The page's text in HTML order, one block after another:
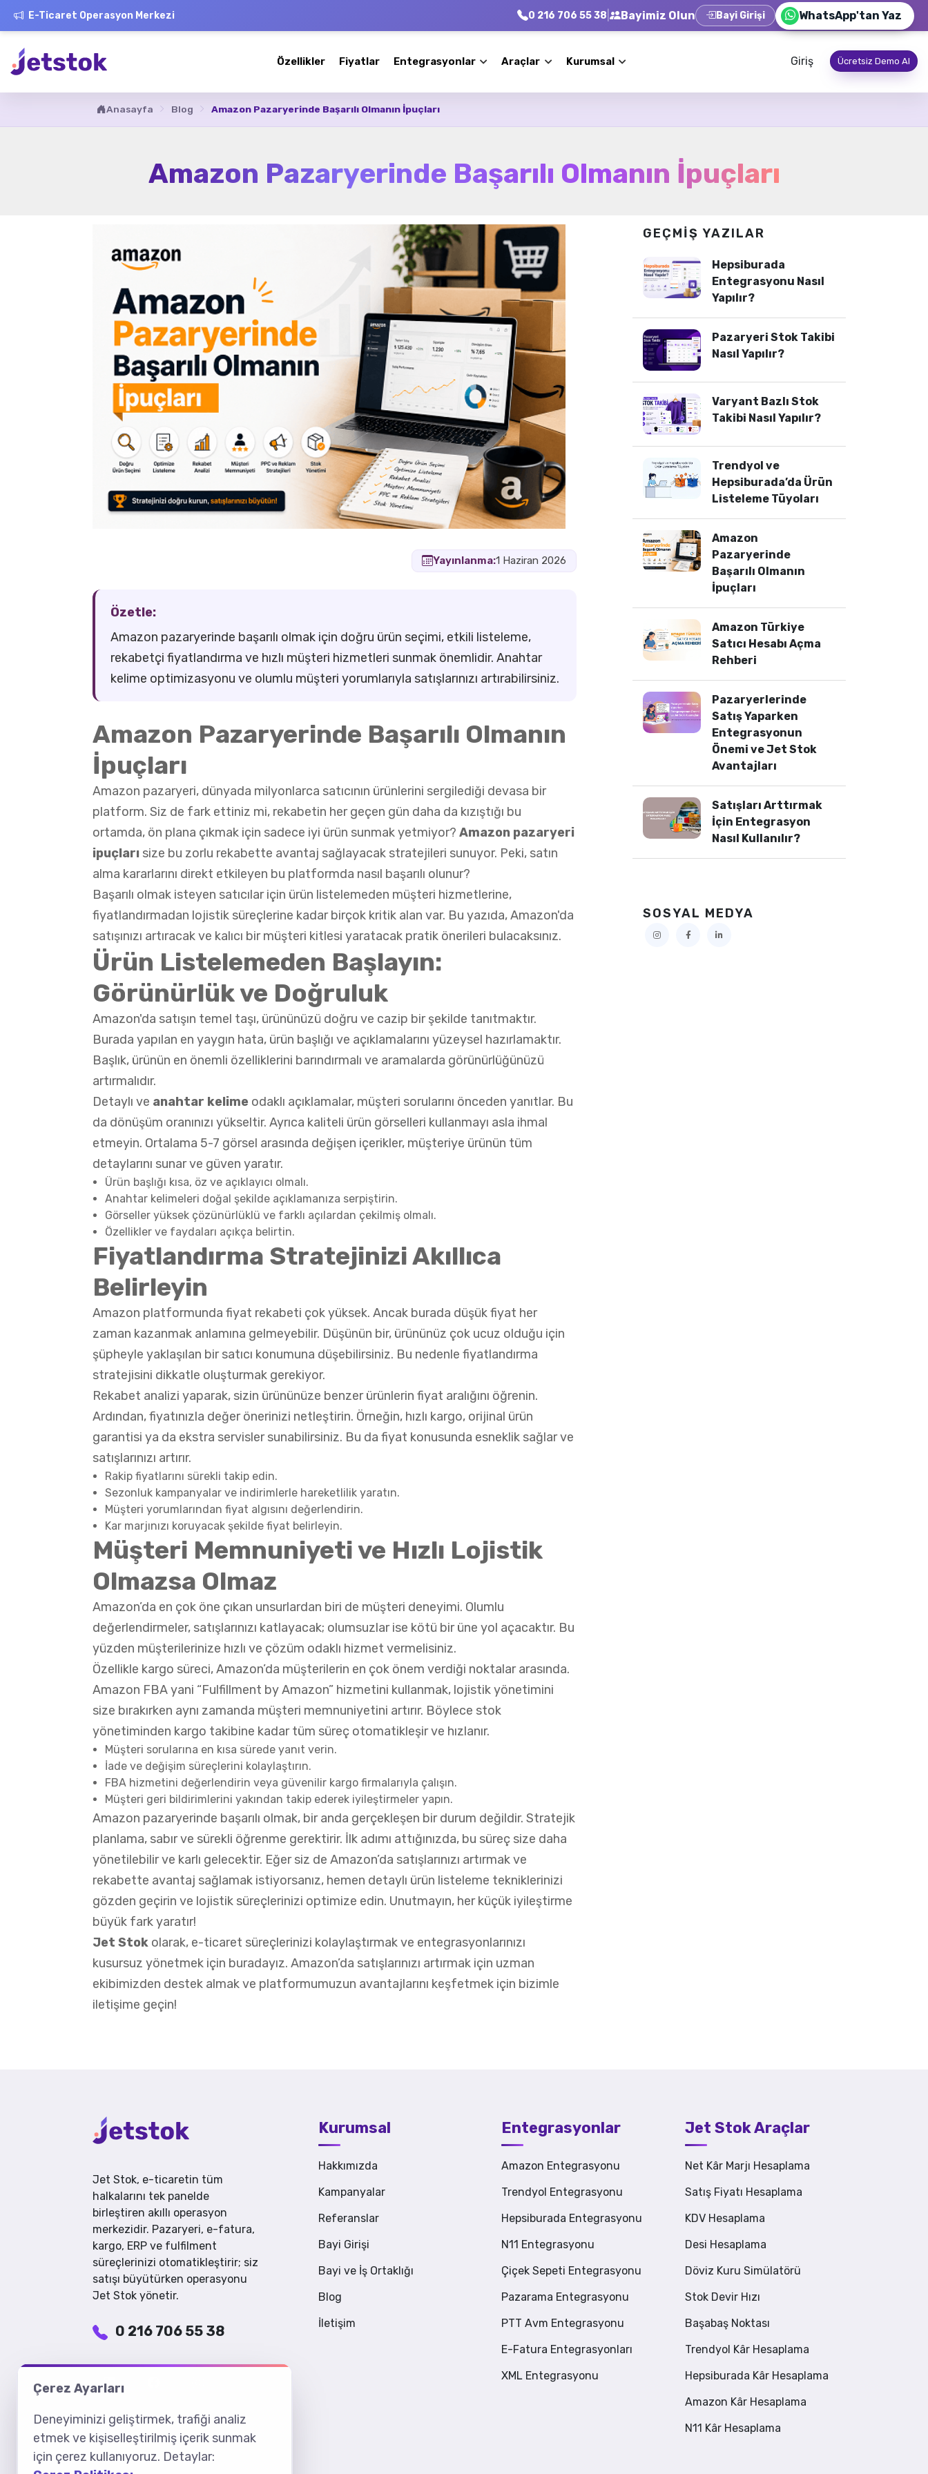
E-Ticaret Operasyon Merkezi 0 216 706 55 38 Bayimiz Olun Bayi Girişi WhatsApp'tan Yaz
Özellikler Fiyatlar Entegrasyonlar Araçlar Kurumsal Giriş Ücretsiz Demo Al
Anasayfa Blog Amazon Pazaryerinde Başarılı Olmanın İpuçları
Amazon Pazaryerinde Başarılı Olmanın İpuçları
Yayınlanma:1 Haziran 2026
Özetle:
Amazon pazaryerinde başarılı olmak için doğru ürün seçimi, etkili listeleme,
rekabetçi fiyatlandırma ve hızlı müşteri hizmetleri sunmak önemlidir. Anahtar
kelime optimizasyonu ve olumlu müşteri yorumlarıyla satışlarınızı artırabilirsiniz.
Amazon Pazaryerinde Başarılı Olmanın
İpuçları
Amazon pazaryeri, dünyada milyonlarca satıcının ürünlerini sergilediği devasa bir
platform. Siz de fark ettiniz mi, rekabetin her geçen gün daha da kızıştığı bu
ortamda, ön plana çıkmak için sadece iyi ürün sunmak yetmiyor?Amazon pazaryeri
ipuçları size bu zorlu rekabette avantaj sağlayacak stratejileri sunuyor. Peki, satın
alma kararlarını direkt etkileyen bu platformda nasıl başarılı olunur?
Başarılı olmak isteyen satıcılar için ürün listelemeden müşteri hizmetlerine,
fiyatlandırmadan lojistik süreçlerine kadar birçok kritik alan var. Bu yazıda, Amazon'da
satışınızı artıracak ve kalıcı bir müşteri kitlesi yaratacak pratik önerileri bulacaksınız.
Ürün Listelemeden Başlayın:
Görünürlük ve Doğruluk
Amazon'da satışın temel taşı, ürününüzü doğru ve cazip bir şekilde tanıtmaktır.
Burada yapılan en yaygın hata, ürün başlığı ve açıklamalarını yüzeysel hazırlamaktır.
Başlık, ürünün en önemli özelliklerini barındırmalı ve aramalarda görünürlüğünüzü
artırmalıdır.
Detaylı ve anahtar kelime odaklı açıklamalar, müşteri sorularını önceden yanıtlar. Bu
da dönüşüm oranınızı yükseltir. Ayrıca kaliteli ürün görselleri kullanmayı asla ihmal
etmeyin. Ortalama 5-7 görsel arasında değişen içerikler, müşteriye ürünün tüm
detaylarını sunar ve güven yaratır.
Ürün başlığı kısa, öz ve açıklayıcı olmalı.
Anahtar kelimeleri doğal şekilde açıklamanıza serpiştirin.
Görseller yüksek çözünürlüklü ve farklı açılardan çekilmiş olmalı.
Özellikler ve faydaları açıkça belirtin.
Fiyatlandırma Stratejinizi Akıllıca
Belirleyin
Amazon platformunda fiyat rekabeti çok yüksek. Ancak burada düşük fiyat her
zaman kazanmak anlamına gelmeyebilir. Düşünün bir, ürününüz çok ucuz olduğu için
şüpheyle yaklaşılan bir satıcı konumuna düşebilirsiniz. Bu nedenle fiyatlandırma
stratejisini dikkatle oluşturmak gerekiyor.
Rekabet analizi yaparak, sizin ürününüze benzer ürünlerin fiyat aralığını öğrenin.
Ardından, fiyatınızla değer önerinizi netleştirin. Örneğin, hızlı kargo, orijinal ürün
garantisi ya da ekstra servisler sunabilirsiniz. Bu da fiyat konusunda esneklik sağlar ve
satışlarınızı artırır.
Rakip fiyatlarını sürekli takip edin.
Sezonluk kampanyalar ve indirimlerle hareketlilik yaratın.
Müşteri yorumlarından fiyat algısını değerlendirin.
Kar marjınızı koruyacak şekilde fiyat belirleyin.
Müşteri Memnuniyeti ve Hızlı Lojistik
Olmazsa Olmaz
Amazon’da en çok öne çıkan unsurlardan biri de müşteri deneyimi. Olumlu
değerlendirmeler, satışlarınızı katlayacak; olumsuzlar ise kötü bir üne yol açacaktır. Bu
yüzden müşterilerinize hızlı ve çözüm odaklı hizmet vermelisiniz.
Özellikle kargo süreci, Amazon’da müşterilerin en çok önem verdiği noktalar arasında.
Amazon FBA yani “Fulfillment by Amazon” hizmetini kullanmak, lojistik yönetimini
size bırakırken aynı zamanda müşteri memnuniyetini artırır. Böylece stok
yönetiminden kargo takibine kadar tüm süreç otomatikleşir ve hızlanır.
Müşteri sorularına en kısa sürede yanıt verin.
İade ve değişim süreçlerini kolaylaştırın.
FBA hizmetini değerlendirin veya güvenilir kargo firmalarıyla çalışın.
Müşteri geri bildirimlerini yakından takip ederek iyileştirmeler yapın.
Amazon pazaryerinde başarılı olmak, bir anda gerçekleşen bir durum değildir. Stratejik
planlama, sabır ve sürekli öğrenme gerektirir. İlk adımı attığınızda, bu süreç size daha
yönetilebilir ve karlı gelecektir. Eğer siz de Amazon’da satışlarınızı artırmak ve
rekabette avantaj sağlamak istiyorsanız, hemen detaylı ürün listeleme tekniklerinizi
gözden geçirin ve lojistik süreçlerinizi optimize edin. Unutmayın, her küçük iyileştirme
büyük fark yaratır!
Jet Stok olarak, e-ticaret süreçlerinizi kolaylaştırmak ve entegrasyonlarınızı
kusursuz yönetmek için buradayız. Amazon’da satışlarınızı artırmak için uzman
ekibimizden destek almak ve platformumuzun avantajlarını keşfetmek için bizimle
iletişime geçin!
GEÇMIŞ YAZILAR
Hepsiburada
Entegrasyonu Nasıl
Yapılır?
Pazaryeri Stok Takibi
Nasıl Yapılır?
Varyant Bazlı Stok
Takibi Nasıl Yapılır?
Trendyol ve
Hepsiburada’da Ürün
Listeleme Tüyoları
Amazon
Pazaryerinde
Başarılı Olmanın
İpuçları
Amazon Türkiye
Satıcı Hesabı Açma
Rehberi
Pazaryerlerinde
Satış Yaparken
Entegrasyonun
Önemi ve Jet Stok
Avantajları
Satışları Arttırmak
İçin Entegrasyon
Nasıl Kullanılır?
SOSYAL MEDYA
Jet Stok, e-ticaretin tüm
halkalarını tek panelde
birleştiren akıllı operasyon
merkezidir. Pazaryeri, e-fatura,
kargo, ERP ve fulfilment
süreçlerinizi otomatikleştirir; siz
satışı büyütürken operasyonu
Jet Stok yönetir.
0 216 706 55 38
Kurumsal
Hakkımızda
Kampanyalar
Referanslar
Bayi Girişi
Bayi ve İş Ortaklığı
Blog
İletişim
Entegrasyonlar
Amazon Entegrasyonu
Trendyol Entegrasyonu
Hepsiburada Entegrasyonu
N11 Entegrasyonu
Çiçek Sepeti Entegrasyonu
Pazarama Entegrasyonu
PTT Avm Entegrasyonu
E-Fatura Entegrasyonları
XML Entegrasyonu
Jet Stok Araçlar
Net Kâr Marjı Hesaplama
Satış Fiyatı Hesaplama
KDV Hesaplama
Desi Hesaplama
Döviz Kuru Simülatörü
Stok Devir Hızı
Başabaş Noktası
Trendyol Kâr Hesaplama
Hepsiburada Kâr Hesaplama
Amazon Kâr Hesaplama
N11 Kâr Hesaplama
Çerez Ayarları
Deneyiminizi geliştirmek, trafiği analiz
etmek ve kişiselleştirilmiş içerik sunmak
için çerez kullanıyoruz. Detaylar: